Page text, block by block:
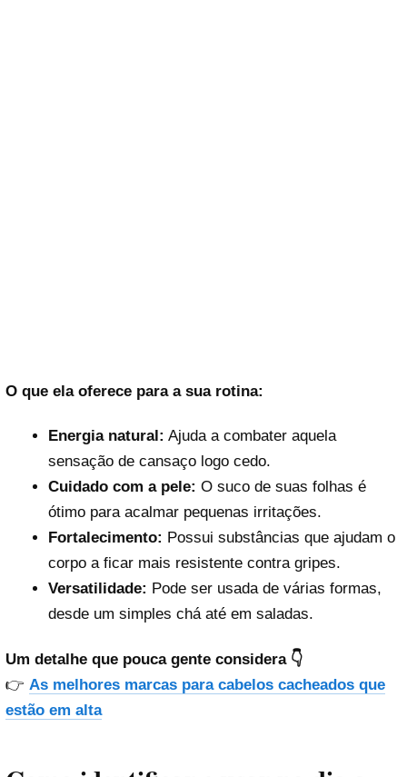
O que ela oferece para a sua rotina:
Energia natural: Ajuda a combater aquela
sensação de cansaço logo cedo.
Cuidado com a pele: O suco de suas folhas é
ótimo para acalmar pequenas irritações.
Fortalecimento: Possui substâncias que ajudam o
corpo a ficar mais resistente contra gripes.
Versatilidade: Pode ser usada de várias formas,
desde um simples chá até em saladas.
Um detalhe que pouca gente considera 👇
👉 As melhores marcas para cabelos cacheados que
estão em alta